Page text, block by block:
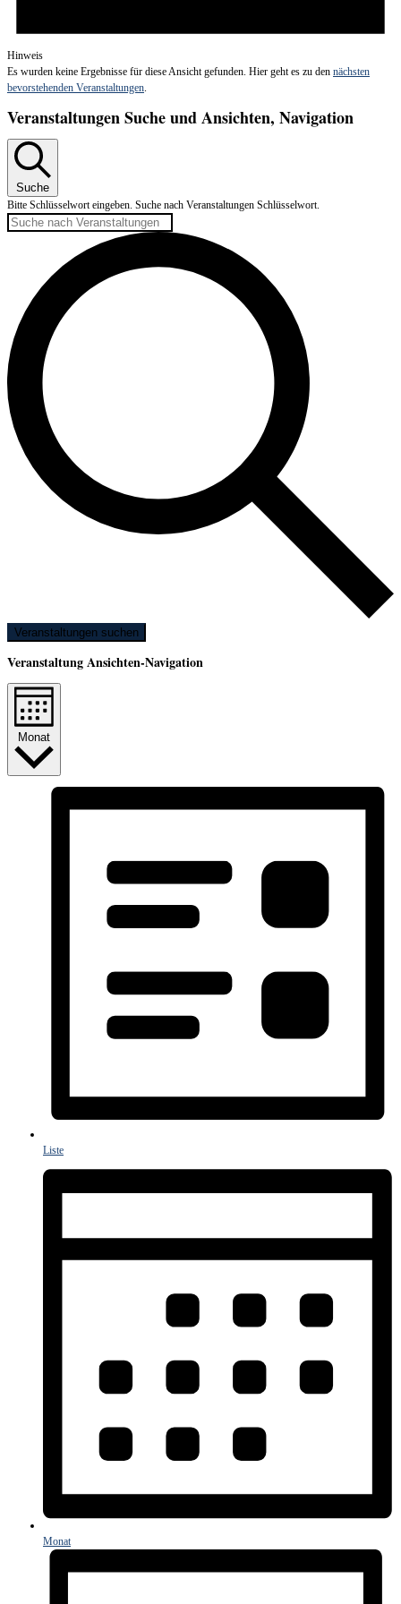
Hinweis
Es wurden keine Ergebnisse für diese Ansicht gefunden. Hier geht es zu den nächsten
bevorstehenden Veranstaltungen.
Veranstaltungen Suche und Ansichten, Navigation
Suche
Bitte Schlüsselwort eingeben. Suche nach Veranstaltungen Schlüsselwort.
Veranstaltungen suchen
Veranstaltung Ansichten-Navigation
Monat
Liste
Monat